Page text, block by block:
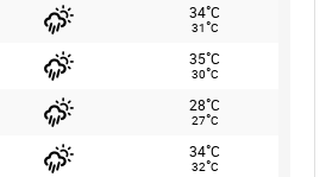
34°C
31°C
35°C
30°C
28°C
27°C
34°C
32°C